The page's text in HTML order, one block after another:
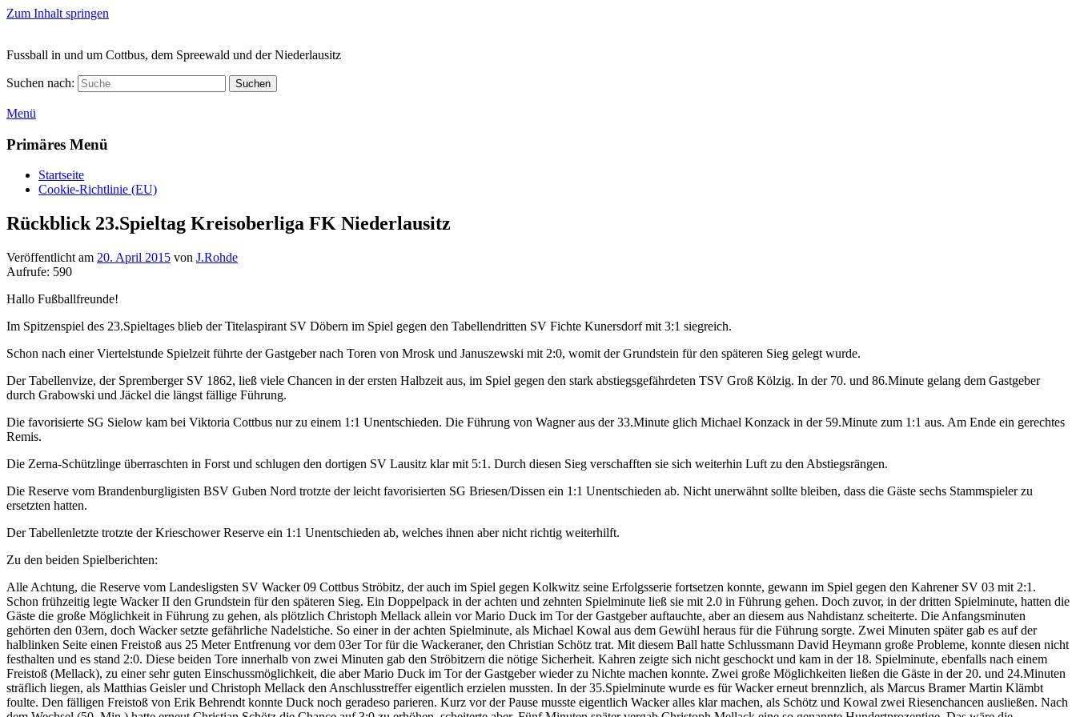
Zum Inhalt springen
Fussball in und um Cottbus, dem Spreewald und der Niederlausitz
Suchen nach: Suchen
Menü
Primäres Menü
Startseite
Cookie-Richtlinie (EU)
Rückblick 23.Spieltag Kreisoberliga FK Niederlausitz
Veröffentlicht am 20. April 2015 von J.Rohde
Aufrufe: 590
Hallo Fußballfreunde!
Im Spitzenspiel des 23.Spieltages blieb der Titelaspirant SV Döbern im Spiel gegen den Tabellendritten SV Fichte Kunersdorf mit 3:1 siegreich.
Schon nach einer Viertelstunde Spielzeit führte der Gastgeber nach Toren von Mrosk und Januszewski mit 2:0, womit der Grundstein für den späteren Sieg gelegt wurde.
Der Tabellenvize, der Spremberger SV 1862, ließ viele Chancen in der ersten Halbzeit aus, im Spiel gegen den stark abstiegsgefährdeten TSV Groß Kölzig. In der 70. und 86.Minute gelang dem Gastgeber
durch Grabowski und Jäckel die längst fällige Führung.
Die favorisierte SG Sielow kam bei Viktoria Cottbus nur zu einem 1:1 Unentschieden. Die Führung von Wagner aus der 33.Minute glich Michael Konzack in der 59.Minute zum 1:1 aus. Am Ende ein gerechtes
Remis.
Die Zerna-Schützlinge überraschten in Forst und schlugen den dortigen SV Lausitz klar mit 5:1. Durch diesen Sieg verschafften sie sich weiterhin Luft zu den Abstiegsrängen.
Die Reserve vom Brandenburgligisten BSV Guben Nord trotzte der leicht favorisierten SG Briesen/Dissen ein 1:1 Unentschieden ab. Nicht unerwähnt sollte bleiben, dass die Gäste sechs Stammspieler zu
ersetzten hatten.
Der Tabellenletzte trotzte der Krieschower Reserve ein 1:1 Unentschieden ab, welches ihnen aber nicht richtig weiterhilft.
Zu den beiden Spielberichten:
Alle Achtung, die Reserve vom Landesligsten SV Wacker 09 Cottbus Ströbitz, der auch im Spiel gegen Kolkwitz seine Erfolgsserie fortsetzen konnte, gewann im Spiel gegen den Kahrener SV 03 mit 2:1.
Schon frühzeitig legte Wacker II den Grundstein für den späteren Sieg. Ein Doppelpack in der achten und zehnten Spielminute ließ sie mit 2.0 in Führung gehen. Doch zuvor, in der dritten Spielminute, hatten die
Gäste die große Möglichkeit in Führung zu gehen, als plötzlich Christoph Mellack allein vor Mario Duck im Tor der Gastgeber auftauchte, aber an diesem aus Nahdistanz scheiterte. Die Anfangsminuten
gehörten den 03ern, doch Wacker setzte gefährliche Nadelstiche. So einer in der achten Spielminute, als Michael Kowal aus dem Gewühl heraus für die Führung sorgte. Zwei Minuten später gab es auf der
halblinken Seite einen Freistoß aus 25 Meter Entfrenung vor dem 03er Tor für die Wackeraner, den Christian Schötz trat. Mit diesem Ball hatte Schlussmann David Heymann große Probleme, konnte diesen nicht
festhalten und es stand 2:0. Diese beiden Tore innerhalb von zwei Minuten gab den Ströbitzern die nötige Sicherheit. Kahren zeigte sich nicht geschockt und kam in der 18. Spielminute, ebenfalls nach einem
Freistoß (Mellack), zu einer sehr guten Einschussmöglichkeit, die aber Mario Duck im Tor der Gastgeber wieder zu Nichte machen konnte. Zwei große Möglichkeiten ließen die Gäste in der 20. und 24.Minuten
sträflich liegen, als Matthias Geisler und Christoph Mellack den Anschlusstreffer eigentlich erzielen mussten. In der 35.Spielminute wurde es für Wacker erneut brennzlich, als Marcus Bramer Martin Klämbt
foulte. Den fälligen Freistoß von Erik Behrendt konnte Duck noch geradeso parieren. Kurz vor der Pause musste eigentlich Wacker alles klar machen, als Schötz und Kowal zwei Riesenchancen ausließen. Nach